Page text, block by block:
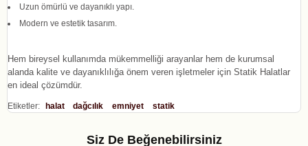
Uzun ömürlü ve dayanıklı yapı.
Modern ve estetik tasarım.
Hem bireysel kullanımda mükemmelliği arayanlar hem de kurumsal
alanda kalite ve dayanıklılığa önem veren işletmeler için Statik Halatlar
en ideal çözümdür.
Etiketler: halat dağcılık emniyet statik
Siz De Beğenebilirsiniz